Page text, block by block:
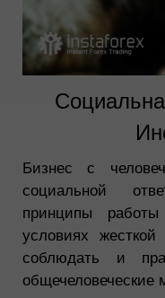
Бизнес с
социальной
принципы
условиях
соблюдать и
общечеловеческие